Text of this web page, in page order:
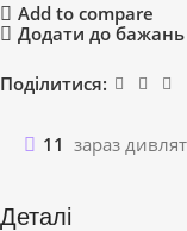
Add to compare
Додати до бажань
Поділитися:
11 зараз
Деталі